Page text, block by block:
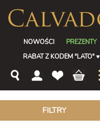
NOWOŚCI
PREZENTY
RABAT Z KODEM "LATO"♥
FILTRY